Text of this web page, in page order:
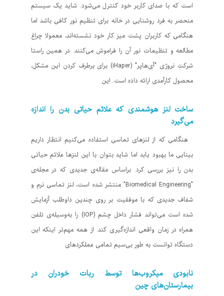
است که با صدای کاربر خود کنترل می‌شود. شاید یک سیستم
منحصر به فرد روشنایی در خانه برای تنظیم نور کافی باشد اما
هنگامی که کاربران پشت میز کار خود نشسته‌اند، معمولا چراغ
مطالعه و تنظیمات نور آن را فراموش می‌کنند. در همین راستا
شرکت نروژی "آی‌هاپر" (iHaper) برای برطرف کردن این مشکل،
محصول کارآمدی ارائه داده است. این
ساخت لنز هوشمندی که علائم حیاتی بدن را اندازه
می‌گیرد
هنگامی که از لنزهای تماسی استفاده می‌کنیم انتظار داریم
بینایی ما بهبود یابد اما شاید بتوان با این لنزها علائم حیاتی
بدن را نیز بررسی کرد. براساس مقاله‌ی جدیدی که در مجله‌ی
"Biomedical Engineering" منتشر شده است، لنز تماسی نرم و
شفاف جدیدی که با موفقیت بر روی چندین داوطلب آزمایش
شده است می‌تواند فشار داخل چشم (IOP) را به‌وسیله‌ی تلفن
همراه در زمان واقعی اندازه‌گیری کند. از همه‌ مهم‌تر اینکه این
دستگاه توانست به طور بی‌سیم تمامی عملکردهای
نابودی میکروب‌ها توسط ربات خودران در
بیمارستان‌های چین